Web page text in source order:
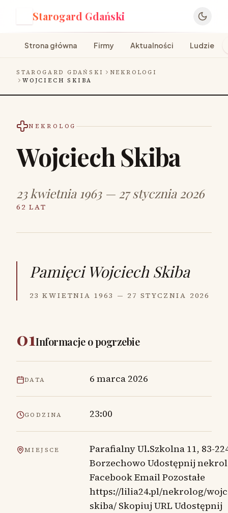
Starogard Gdański
Strona główna Firmy Aktualności Ludzie
STAROGARD GDAŃSKI
NEKROLOGI
WOJCIECH SKIBA
NEKROLOG
Wojciech Skiba
23 kwietnia 1963 — 27 stycznia 2026
62 LAT
Pamięci Wojciech Skiba
23 KWIETNIA 1963 — 27 STYCZNIA 2026
01Informacje o pogrzebie
DATA 6 marca 2026
GODZINA 23:00
MIEJSCE
Parafialny Ul.Szkolna 11, 83-
Borzechowo Udostępnij
Facebook Email Pozostałe
https://lilia24.pl/nekrolog/
skiba/ Skopiuj URL Udostępnij